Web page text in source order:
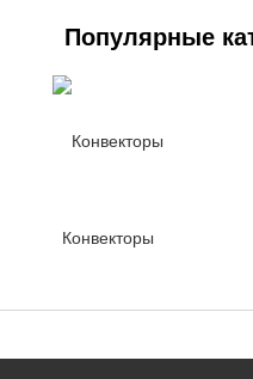
Популярные
Конвекторы